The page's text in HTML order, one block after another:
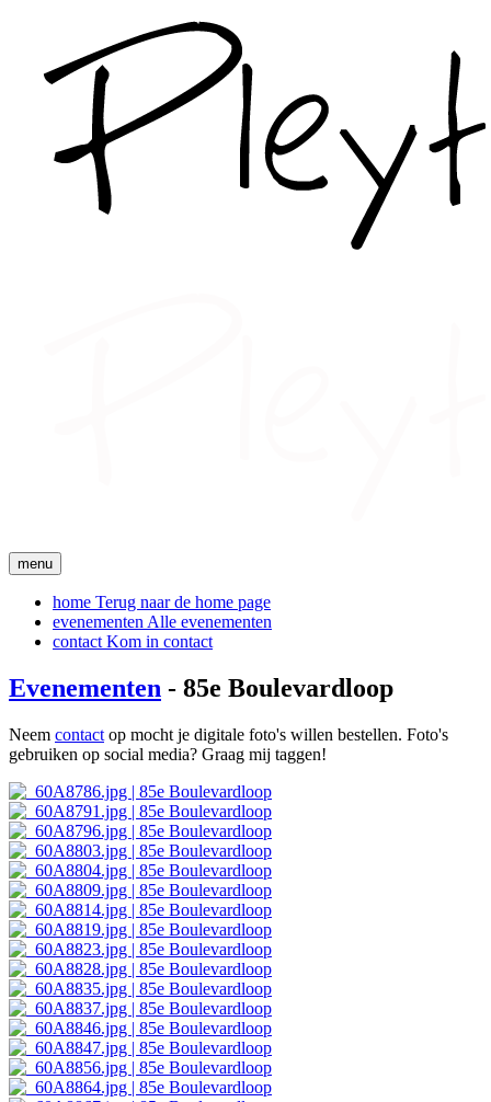
menu
home Terug naar de home page
evenementen Alle evenementen
contact Kom in contact
Evenementen - 85e Boulevardloop
Neem contact op mocht je digitale foto's willen bestellen. Foto's
gebruiken op social media? Graag mij taggen!